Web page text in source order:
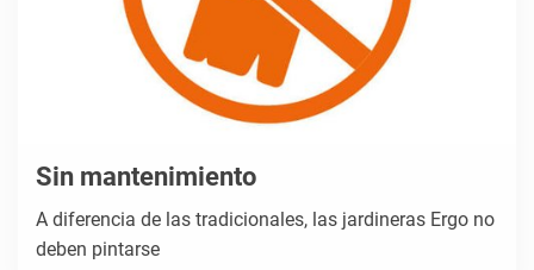
Sin mantenimiento
A diferencia de las tradicionales, las jardineras Ergo no
deben pintarse